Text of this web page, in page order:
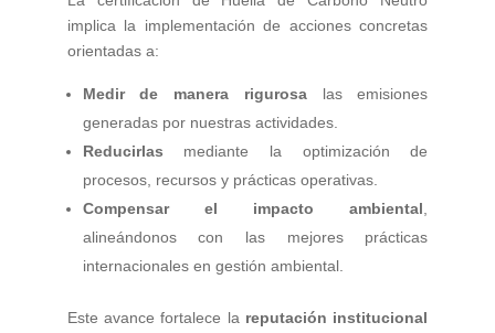
implica la implementación de acciones concretas
orientadas a:
Medir de manera rigurosalas emisiones
generadas por nuestras actividades.
Reducirlas mediante la optimización de
procesos, recursos y prácticas operativas.
Compensar el impacto ambiental
alineándonos con las mejores prácticas
internacionales en gestión ambiental.
Este avance fortalece la reputación institucional